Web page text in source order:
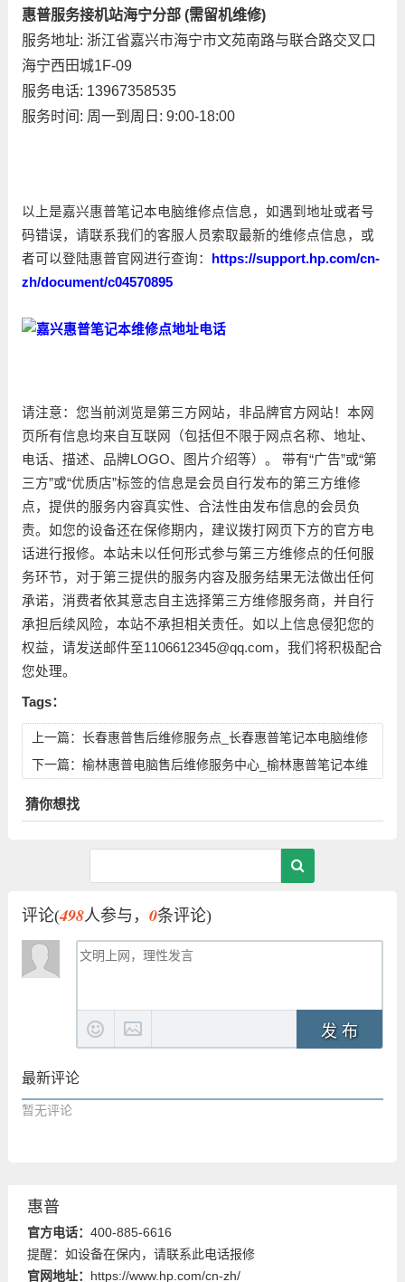
惠普服务接机站海宁分部 (需留机维修)
服务地址: 浙江省嘉兴市海宁市文苑南路与联合路交叉口
海宁西田城1F-09
服务电话: 13967358535
服务时间: 周一到周日: 9:00-18:00
以上是嘉兴惠普笔记本电脑维修点信息，如遇到地址或者号
码错误，请联系我们的客服人员索取最新的维修点信息，或
者可以登陆惠普官网进行查询：
https://support.hp.com/cn-
zh/document/c04570895
请注意：您当前浏览是第三方网站，非品牌官方网站！本网
页所有信息均来自互联网（包括但不限于网点名称、地址、
电话、描述、品牌LOGO、图片介绍等）。 带有“广告”或“第
三方”或“优质店”标签的信息是会员自行发布的第三方维修
点，提供的服务内容真实性、合法性由发布信息的会员负
责。如您的设备还在保修期内，建议拨打网页下方的官方电
话进行报修。本站未以任何形式参与第三方维修点的任何服
务环节，对于第三提供的服务内容及服务结果无法做出任何
承诺，消费者依其意志自主选择第三方维修服务商，并自行
承担后续风险，本站不承担相关责任。如以上信息侵犯您的
权益，请发送邮件至1106612345@qq.com，我们将积极配合
您处理。
Tags：
上一篇： 长春惠普售后维修服务点_长春惠普笔记本电脑维修
点地址
下一篇： 榆林惠普电脑售后维修服务中心_榆林惠普笔记本维
猜你想找
评论(498人参与， 0条评论)
发 布
最新评论
暂无评论
惠普
官方电话： 400-885-6616
提醒：如设备在保内，请联系此电话报修
官网地址： https://www.hp.com/cn-zh/